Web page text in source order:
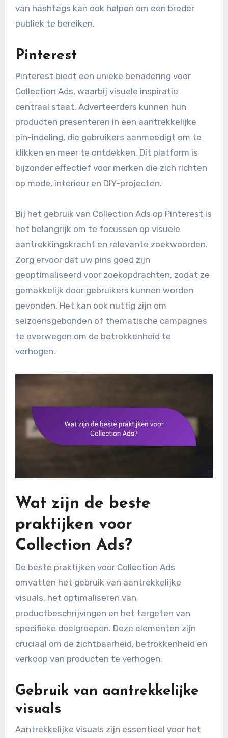
van hashtags kan ook helpen om een breder
publiek te bereiken.
Pinterest
Pinterest biedt een unieke benadering voor
Collection Ads, waarbij visuele inspiratie
centraal staat. Adverteerders kunnen hun
producten presenteren in een aantrekkelijke
pin-indeling, die gebruikers aanmoedigt om te
klikken en meer te ontdekken. Dit platform is
bijzonder effectief voor merken die zich richten
op mode, interieur en DIY-projecten.
Bij het gebruik van Collection Ads op Pinterest is
het belangrijk om te focussen op visuele
aantrekkingskracht en relevante zoekwoorden.
Zorg ervoor dat uw pins goed zijn
geoptimaliseerd voor zoekopdrachten, zodat ze
gemakkelijk door gebruikers kunnen worden
gevonden. Het kan ook nuttig zijn om
seizoensgebonden of thematische campagnes
te overwegen om de betrokkenheid te
verhogen.
Wat zijn de beste
praktijken voor
Collection Ads?
De beste praktijken voor Collection Ads
omvatten het gebruik van aantrekkelijke
visuals, het optimaliseren van
productbeschrijvingen en het targeten van
specifieke doelgroepen. Deze elementen zijn
cruciaal om de zichtbaarheid, betrokkenheid en
verkoop van producten te verhogen.
Gebruik van aantrekkelijke
visuals
Aantrekkelijke visuals zijn essentieel voor het